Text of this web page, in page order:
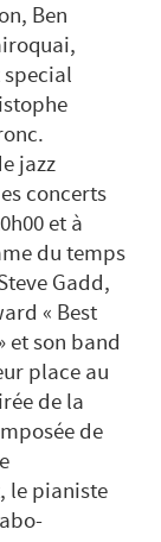
Ben
special
jazz
concerts
et à
du temps
Gadd,
« Best
et son band
place au
de la
de
le pianiste